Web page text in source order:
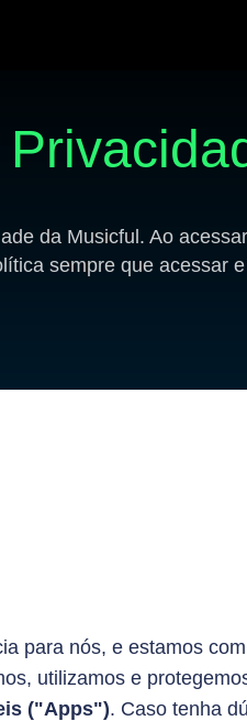
da Musicful. Ao
sempre que acessar
para nós, e estamos
utilizamos e
("Apps"). Caso tenha